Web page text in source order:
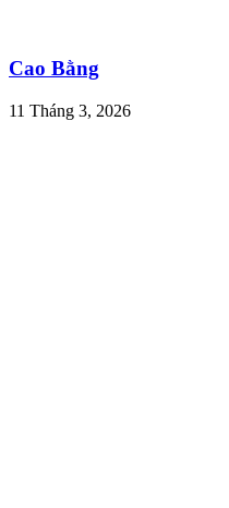
Cao Bằng
11 Tháng 3, 2026